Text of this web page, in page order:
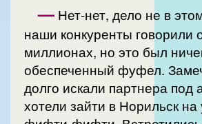
— Нет-нет, дело не в
наши конкуренты говорили
миллионах, но это был
обеспеченный фуфел.
долго искали партнера под
хотели зайти в Норильск на